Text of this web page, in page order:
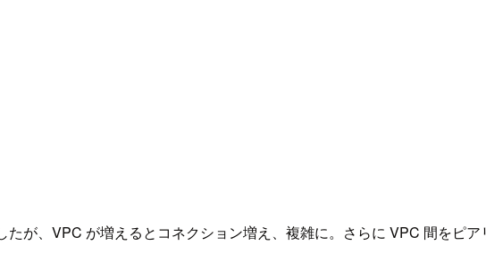
が、VPC が増えるとコネクション増え、複雑に。さらに VPC 間をピ